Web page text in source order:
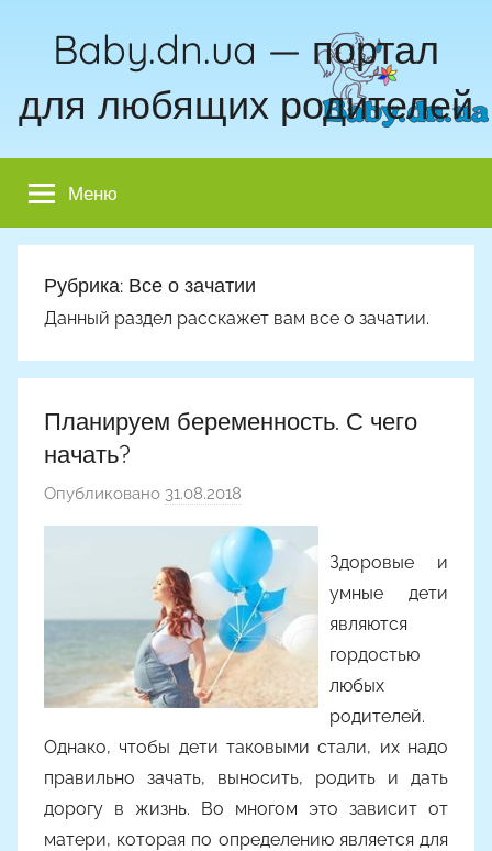
Baby.dn.ua — портал
для любящих родителей
Меню
Рубрика: Все о зачатии
Данный раздел расскажет вам все о зачатии.
Планируем беременность. С чего
начать?
Опубликовано 31.08.2018
в
т
о
р
о
м
A
y
o
n
a
Здоровые и
умные дети
являются
гордостью
любых
родителей.
Однако, чтобы дети таковыми стали, их надо
правильно зачать, выносить, родить и дать
дорогу в жизнь. Во многом это зависит от
матери, которая по определению является для